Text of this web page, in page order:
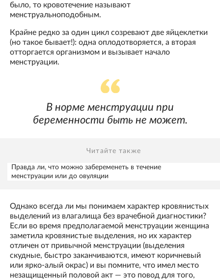
было, то кровотечение называют
менструальноподобным.
Крайне редко за один цикл созревают две яйцеклетки
(но такое бывает!): одна оплодотворяется, а вторая
отторгается организмом и вызывает начало
менструации.
В норме менструации при
беременности быть не может.
Читайте также
Правда ли, что можно забеременеть в течение
менструации или до овуляции
Однако всегда ли мы понимаем характер кровянистых
выделений из влагалища без врачебной диагностики?
Если во время предполагаемой менструации женщина
заметила кровянистые выделения, но их характер
отличен от привычной менструации (выделения
скудные, быстро заканчиваются, имеют коричневый
или ярко-алый окрас) и вы помните, что имел место
незащищенный половой акт — это повод для того,